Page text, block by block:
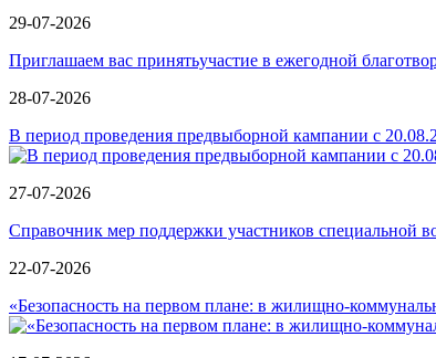
29-07-2026
Приглашаем вас принятьучастие в ежегодной
28-07-2026
В период проведения предвыборной кампании с
27-07-2026
Справочник мер поддержки участников специальной
22-07-2026
«Безопасность на первом плане: в жилищно-